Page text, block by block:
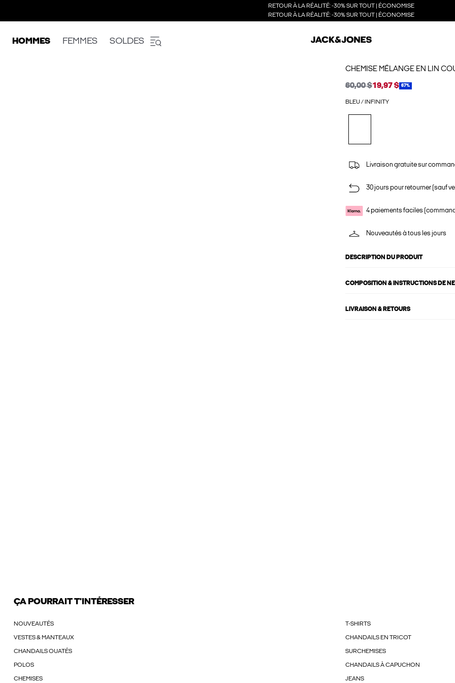
RETOUR À LA RÉALITÉ: -30% SUR TOUT | ÉCONOMISE
RETOUR À LA RÉALITÉ: -30% SUR TOUT | ÉCONOMISE
HOMMES FEMMES SOLDES
CHEMISE MÉLANGE EN LIN
60,00 $19,97 $ 67%
BLEU / INFINITY
Livraison gratuite sur
30 jours pour retourner (sauf
4 paiements faciles
Nouveautés à tous les jours
DESCRIPTION DU PRODUIT
COMPOSITION & INSTRUCTIONS DE
LIVRAISON & RETOURS
ÇA POURRAIT T'INTÉRESSER
NOUVEAUTÉS T-SHIRTS
VESTES & MANTEAUX CHANDAILS EN TRICOT
CHANDAILS OUATÉS SURCHEMISES
POLOS CHANDAILS À CAPUCHON
CHEMISES JEANS